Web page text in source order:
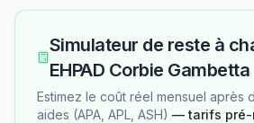
Simulateur de reste à
EHPAD Corbie Gambetta
Estimez le coût réel mensuel après
aides (APA, APL, ASH) — tarifs pré-